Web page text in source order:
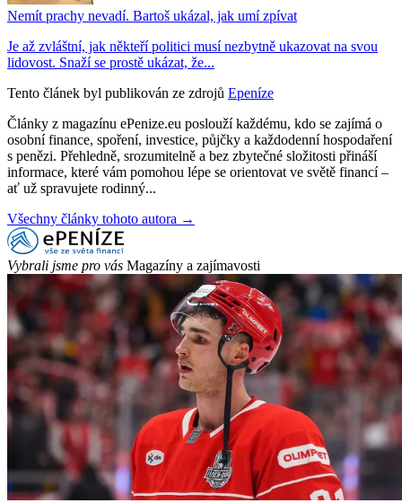
Nemít prachy nevadí. Bartoš ukázal, jak umí zpívat
Je až zvláštní, jak někteří politici musí nezbytně ukazovat na svou
lidovost. Snaží se prostě ukázat, že...
Tento článek byl publikován ze zdrojů Epeníze
Články z magazínu ePenize.eu poslouží každému, kdo se zajímá o
osobní finance, spoření, investice, půjčky a každodenní hospodaření
s penězi. Přehledně, srozumitelně a bez zbytečné složitosti přináší
informace, které vám pomohou lépe se orientovat ve světě financí –
ať už spravujete rodinný...
Všechny články tohoto autora →
Vybrali jsme pro vás Magazíny a zajímavosti